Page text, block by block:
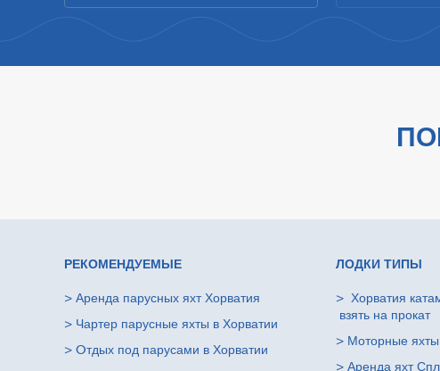
РЕКОМЕНДУЕМЫЕ
> Аренда парусных яхт Хорватия
> Чартер парусные яхты в Хорватии
> Oтдых под парусами в Хорватии
ЛОДКИ ТИПЫ
> Хорватия
взять на прокат
> Моторные
> Аренда яхт